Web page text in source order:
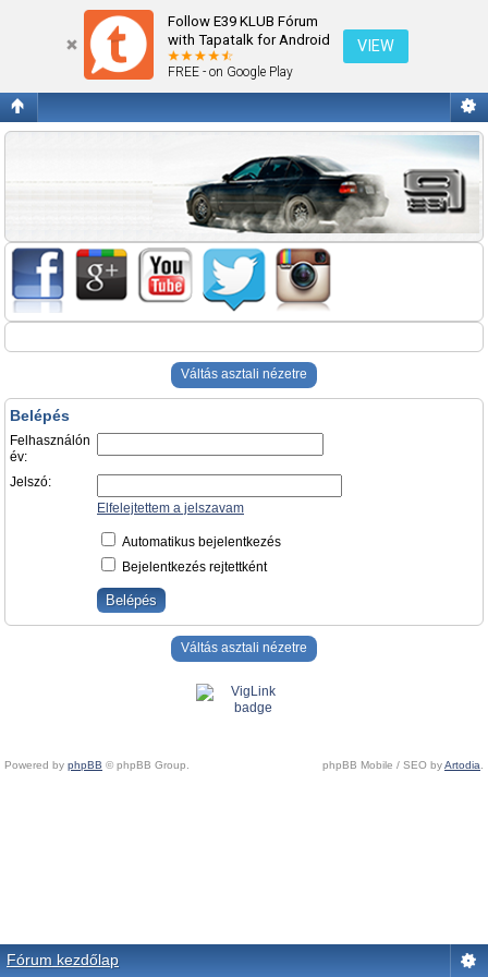
Follow E39 KLUB Fórum
with Tapatalk for Android
FREE - on Google Play
VIEW
Belépés
Váltás asztali nézetre
Belépés
Felhasználón
év:
Jelszó:
Elfelejtettem a jelszavam
Automatikus bejelentkezés
Bejelentkezés rejtettként
Váltás asztali nézetre
Powered by phpBB © phpBB Group. phpBB Mobile / SEO byArtodia.
Fórum kezdőlap